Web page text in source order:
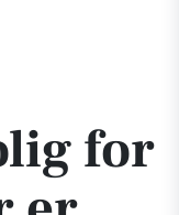
til salg i Kvistgård
for